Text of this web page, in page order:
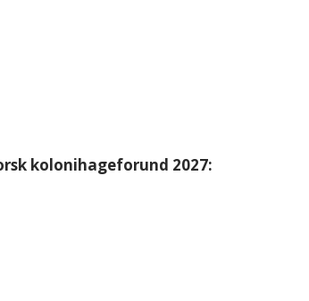
kolonihageforund 2027: